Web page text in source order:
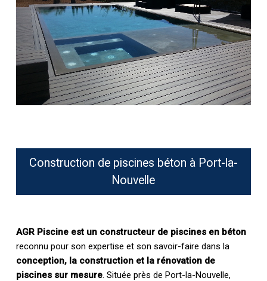
Construction de piscines béton à Port-la-
Nouvelle
AGR Piscine est un constructeur de piscines en béton
reconnu pour son expertise et son savoir-faire dans la
conception, la construction et la rénovation de
piscines sur mesure. Située près de Port-la-Nouvelle,